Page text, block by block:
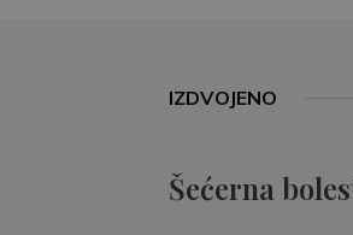
IZDVOJENO
Šećerna